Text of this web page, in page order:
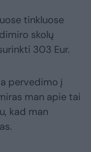
tinkluose
skolų
303 Eur.
pervedimo į
man apie tai
kad man